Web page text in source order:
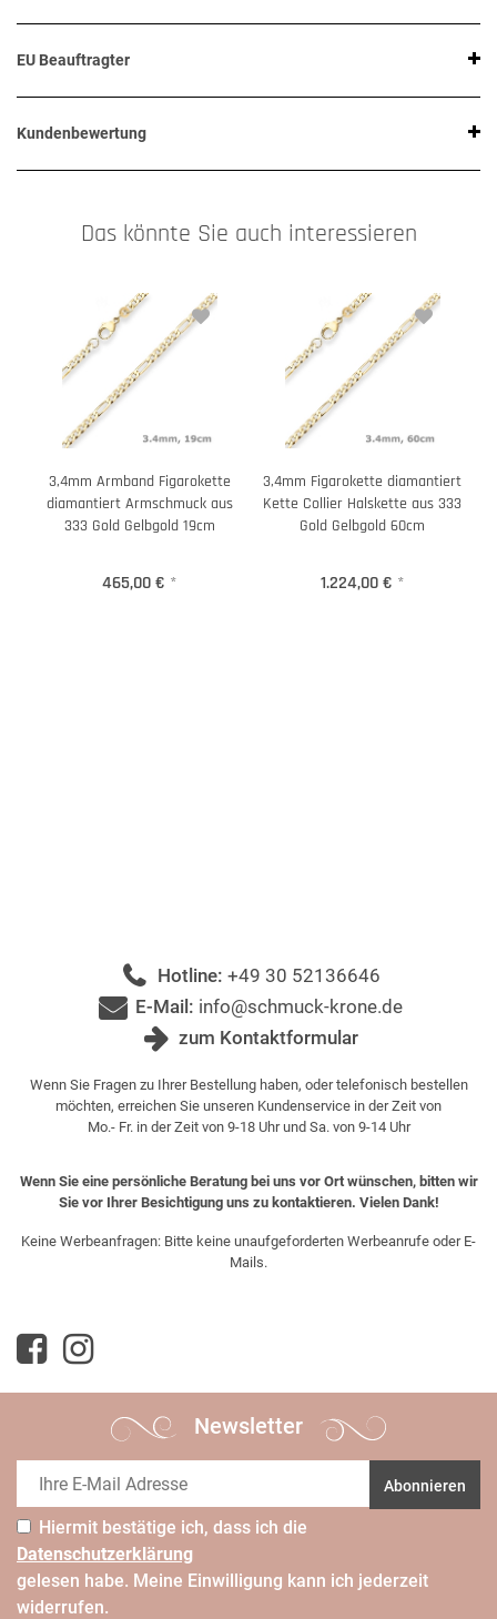
EU Beauftragter
Kundenbewertung
Das könnte Sie auch interessieren
3,4mm Armband Figarokette
diamantiert Armschmuck aus
333 Gold Gelbgold 19cm
465,00 € *
3,4mm Figarokette diamantiert
Kette Collier Halskette aus 333
Gold Gelbgold 60cm
1.224,00 € *
Hotline: +49 30 52136646
E-Mail: info@schmuck-krone.de
zum Kontaktformular
Wenn Sie Fragen zu Ihrer Bestellung haben, oder telefonisch bestellen
möchten, erreichen Sie unseren Kundenservice in der Zeit von
Mo.- Fr. in der Zeit von 9-18 Uhr und Sa. von 9-14 Uhr
Wenn Sie eine persönliche Beratung bei uns vor Ort wünschen, bitten wir
Sie vor Ihrer Besichtigung uns zu kontaktieren. Vielen Dank!
Keine Werbeanfragen: Bitte keine unaufgeforderten Werbeanrufe oder E-
Mails.
Newsletter
Abonnieren
Hiermit bestätige ich, dass ich die
Daten­schutz­erklärung
gelesen habe. Meine Einwilligung kann ich jederzeit
widerrufen.